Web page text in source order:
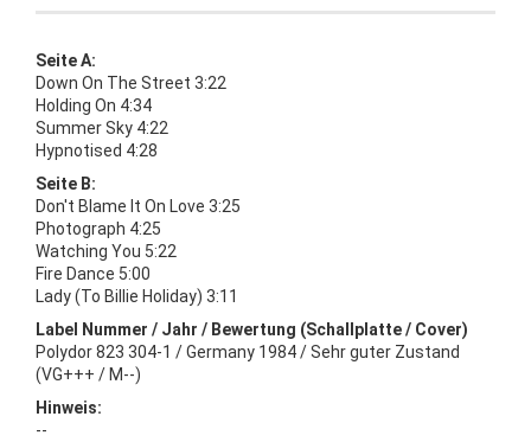
Seite A:
Down On The Street 3:22
Holding On 4:34
Summer Sky 4:22
Hypnotised 4:28
Seite B:
Don't Blame It On Love 3:25
Photograph 4:25
Watching You 5:22
Fire Dance 5:00
Lady (To Billie Holiday) 3:11
Label Nummer / Jahr / Bewertung (Schallplatte / Cover)
Polydor 823 304-1 / Germany 1984 / Sehr guter Zustand
(VG+++ / M--)
Hinweis:
--